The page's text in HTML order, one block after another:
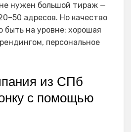
нужен большой тираж —
адресов. Но качество
быть на уровне: хорошая
персональное
из СПб
с помощью